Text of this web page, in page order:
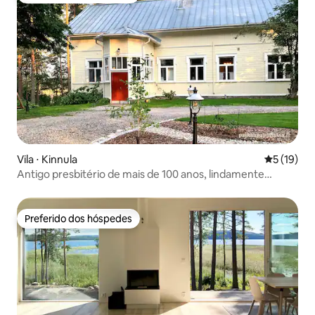
Vila ⋅ Kinnula 5 de uma
5 (19)
Antigo presbitério de mais de 100 anos, lindamente
Preferido dos hóspedes
Preferido dos hóspedes